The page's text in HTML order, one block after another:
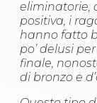
eliminatorie,
positiva, i
hanno fatto
po’ delusi
finale,
di bronzo e